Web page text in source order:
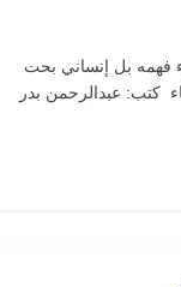
فهمه بل إنساني بحت
كتب: عبدالرحمن بدر